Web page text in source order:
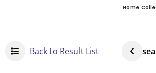
Home
Back to Result List